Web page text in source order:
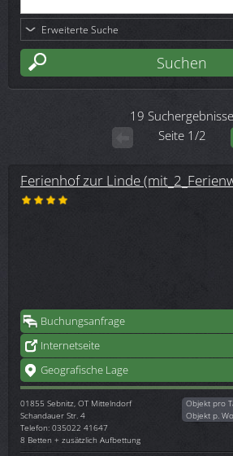
Erweiterte Suche
19 Suchergebnisse
Seite 1/2
Ferienhof zur Linde
Buchungsanfrage
Internetseite
Geografische Lage
01855 Sebnitz, OT Mittelndorf
Schandauer Str. 4
Telefon: 035022 41647
8 Betten + zusätzlich Aufbettung
Objekt pro
Objekt p.